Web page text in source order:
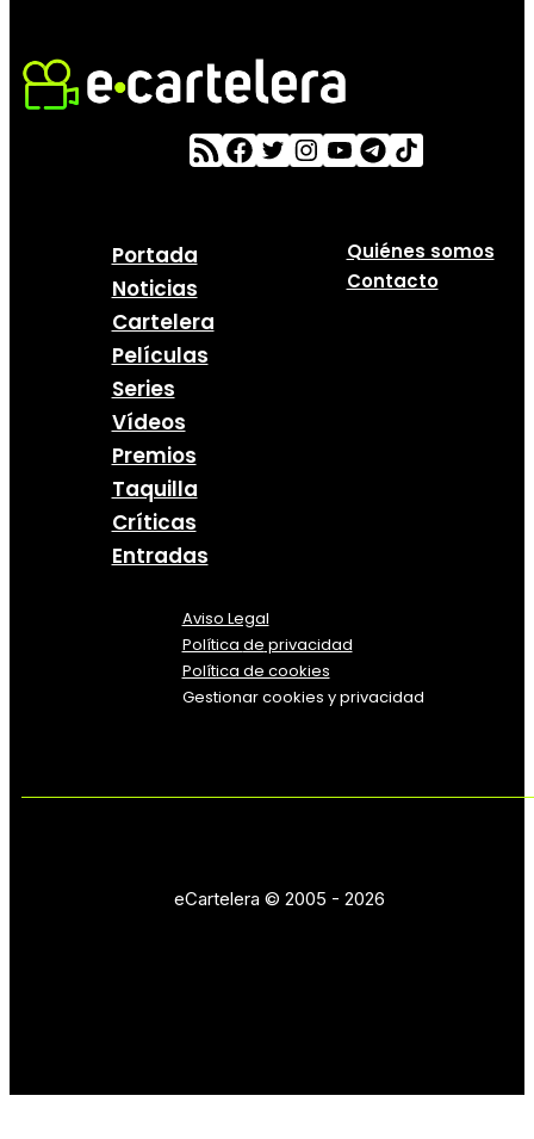
Portada
Noticias
Cartelera
Películas
Series
Vídeos
Premios
Taquilla
Críticas
Entradas
Quiénes somos
Contacto
Aviso Legal
Política de privacidad
Política de cookies
Gestionar cookies y privacidad
eCartelera © 2005 - 2026